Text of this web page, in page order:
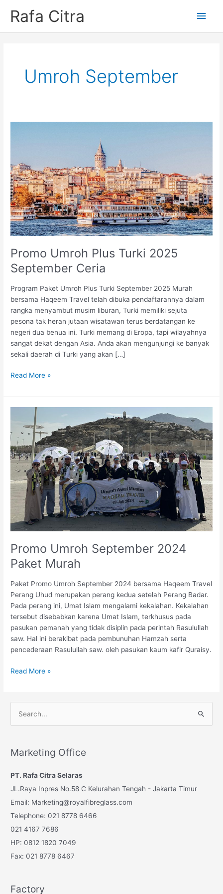
Rafa Citra
Main
Umroh September
Promo Umroh Plus Turki 2025
September Ceria
Program Paket Umroh Plus Turki September 2025 Murah
bersama Haqeem Travel telah dibuka pendaftarannya dalam
rangka menyambut musim liburan, Turki memiliki sejuta
pesona tak heran jutaan wisatawan terus berdatangan ke
negeri dua benua ini. Turki memang di Eropa, tapi wilayahnya
sangat dekat dengan Asia. Anda akan mengunjungi ke banyak
sekali daerah di Turki yang akan […]
Promo
Plus
Turki
September
Ceria
Read More »
Promo Umroh September 2024
Paket Murah
Paket Promo Umroh September 2024 bersama Haqeem Travel
Perang Uhud merupakan perang kedua setelah Perang Badar.
Pada perang ini, Umat Islam mengalami kekalahan. Kekalahan
tersebut disebabkan karena Umat Islam, terkhusus pada
pasukan pemanah yang tidak disiplin pada perintah Rasulullah
saw. Hal ini berakibat pada pembunuhan Hamzah serta
pencederaan Rasulullah saw. oleh pasukan kaum kafir Quraisy.
Promo
2024
Paket
Murah
Read More »
r
h
f
o
r
:
Marketing Office
PT. Rafa Citra Selaras
JL.Raya Inpres No.58 C Kelurahan Tengah - Jakarta Timur
Email: Marketing@royalfibreglass.com
Telephone: 021 8778 6466
021 4167 7686
HP: 0812 1820 7049
Fax: 021 8778 6467
Factory